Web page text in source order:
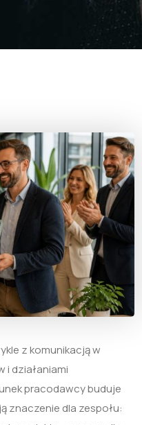
z komunikacją w
i działaniami
pracodawcy buduje
znaczenie dla zespołu: